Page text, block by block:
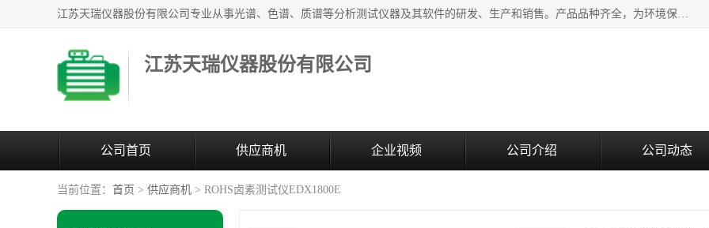
江苏天瑞仪器股份有限公司专业从事光谱、色谱、质谱等分析测试仪器及其软件的研发、生产和销售。产品品种齐全，为环境保护与安全、工业测试与分析及其它领域提供专业解决方案。 为客户提供更加先进的产品和更加满意的服务。
江苏天瑞仪器股份有限公司
公司首页 供应商机 企业视频 公司介绍 公司动态
当前位置： 首页 > 供应商机 > ROHS卤素测试仪EDX1800E